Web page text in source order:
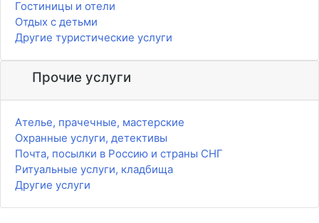
Гостиницы и отели
Отдых с детьми
Другие туристические услуги
Прочие услуги
Ателье, прачечные, мастерские
Охранные услуги, детективы
Почта, посылки в Россию и страны СНГ
Ритуальные услуги, кладбища
Другие услуги